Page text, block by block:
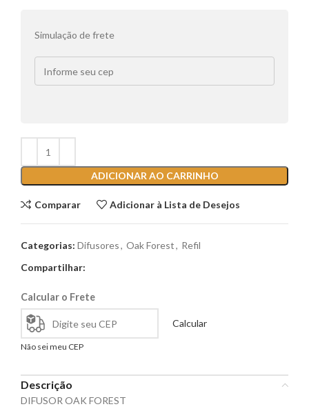
Simulação de frete
ADICIONAR AO CARRINHO
Comparar Adicionar à Lista de Desejos
Categorias: Difusores, Oak Forest, Refil
Compartilhar:
Calcular o Frete
Calcular
Não sei meu CEP
Descrição
DIFUSOR OAK FOREST